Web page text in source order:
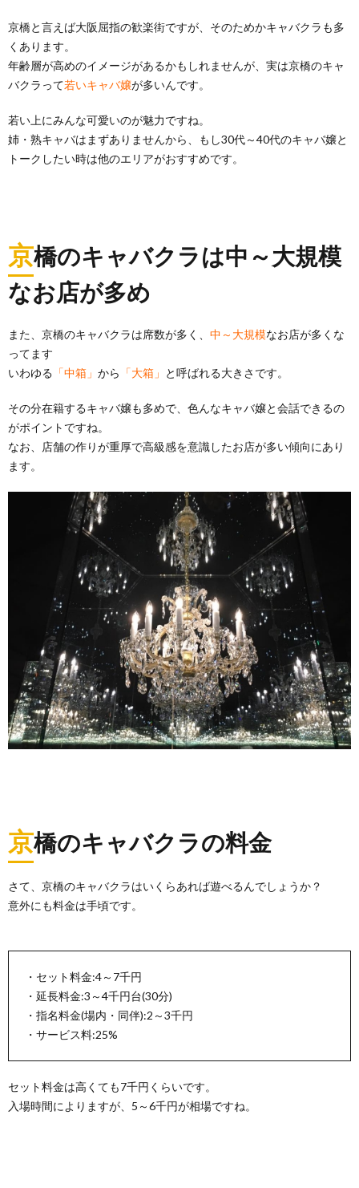
京橋と言えば大阪屈指の歓楽街ですが、そのためかキャバクラも多
くあります。
年齢層が高めのイメージがあるかもしれませんが、実は京橋のキャ
バクラって若いキャバ嬢が多いんです。
若い上にみんな可愛いのが魅力ですね。
姉・熟キャバはまずありませんから、もし30代～40代のキャバ嬢と
トークしたい時は他のエリアがおすすめです。
京橋のキャバクラは中～大規模
なお店が多め
また、京橋のキャバクラは席数が多く、 中～大規模なお店が多くな
ってます
いわゆる 「中箱」 から 「大箱」 と呼ばれる大きさです。
その分在籍するキャバ嬢も多めで、色んなキャバ嬢と会話できるの
がポイントですね。
なお、店舗の作りが重厚で高級感を意識したお店が多い傾向にあり
ます。
京橋のキャバクラの料金
さて、京橋のキャバクラはいくらあれば遊べるんでしょうか？
意外にも料金は手頃です。
・セット料金:4～7千円
・延長料金:3～4千円台(30分)
・指名料金(場内・同伴):2～3千円
・サービス料:25%
セット料金は高くても7千円くらいです。
入場時間によりますが、5～6千円が相場ですね。